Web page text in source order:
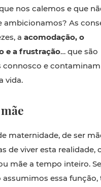
nos calemos e que
ambicionamos? As
a acomodação, o
e a frustração… que são
e
vida.
maternidade, de ser
de viver esta realidade,
mãe a tempo inteiro.
essa função,